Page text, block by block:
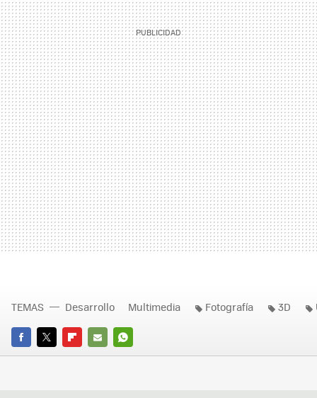
FACEBOOK
TWITTERFLIPBOARD
E-
WHATSAPP
TEMAS Desarrollo Multimedia Fotografía 3D